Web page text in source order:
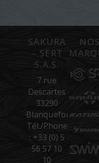
SAKURA
– SERT
S.A.S.
7 rue
Descartes
33290
Blanquefort
Tél./Phone
: +33 (0) 5
56 57 10
10
NOS